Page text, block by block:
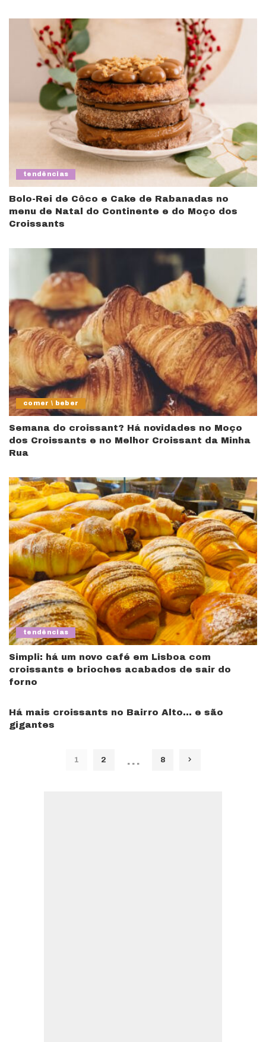
tendências
Bolo-Rei de Côco e Cake de Rabanadas no
menu de Natal do Continente e do Moço dos
Croissants
comer \ beber
Semana do croissant? Há novidades no Moço
dos Croissants e no Melhor Croissant da Minha
Rua
tendências
Simpli: há um novo café em Lisboa com
croissants e brioches acabados de sair do
forno
Há mais croissants no Bairro Alto… e são
gigantes
1 2 … 8